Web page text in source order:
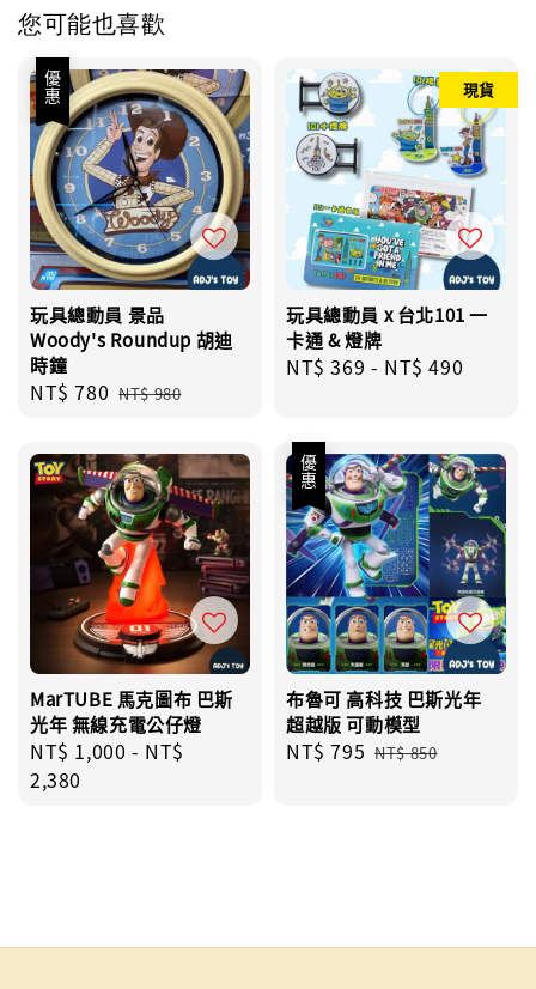
您可能也喜歡
優惠
玩具總動員 景品
Woody's Roundup 胡迪
時鐘
Sale
NT$ 780 Regular
NT$ 980
現貨
玩具總動員 x 台北101 一
卡通 & 燈牌
Regular
NT$ 369 - NT$ 490
MarTUBE 馬克圖布 巴斯
光年 無線充電公仔燈
Regular
price
NT$ 1,000 - NT$
2,380
優惠
布魯可 高科技 巴斯光年
超越版 可動模型
Sale
NT$ 795 Regular
NT$ 850